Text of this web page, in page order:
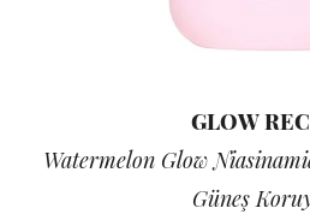
GLOW
Watermelon Glow
Güneş